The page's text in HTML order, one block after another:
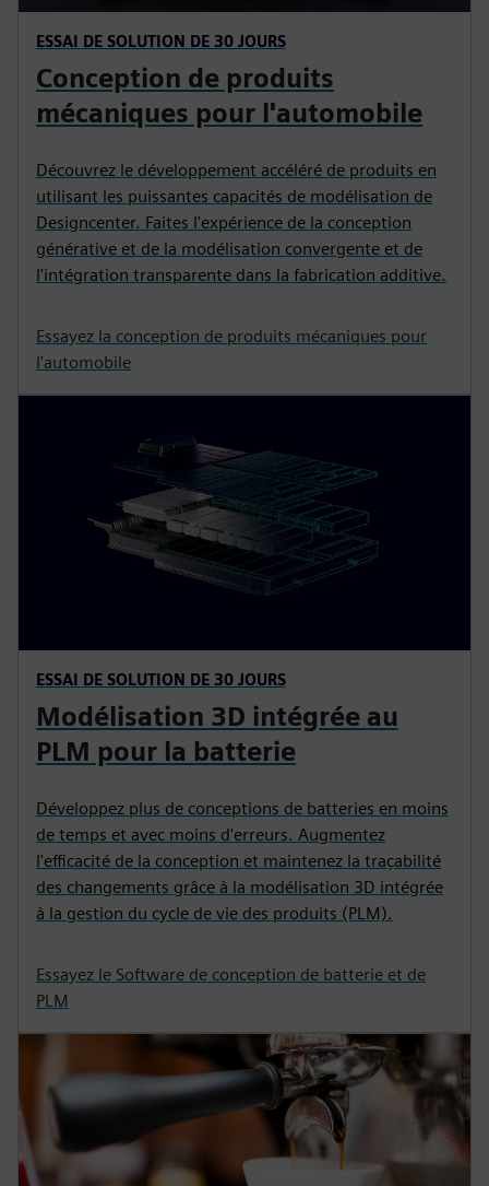
ESSAI DE SOLUTION DE 30 JOURS
Conception de produits
mécaniques pour l'automobile
Découvrez le développement accéléré de produits en
utilisant les puissantes capacités de modélisation de
Designcenter. Faites l'expérience de la conception
générative et de la modélisation convergente et de
l'intégration transparente dans la fabrication additive.
Essayez la conception de produits mécaniques pour
l'automobile
ESSAI DE SOLUTION DE 30 JOURS
Modélisation 3D intégrée au
PLM pour la batterie
Développez plus de conceptions de batteries en moins
de temps et avec moins d'erreurs. Augmentez
l'efficacité de la conception et maintenez la traçabilité
des changements grâce à la modélisation 3D intégrée
à la gestion du cycle de vie des produits (PLM).
Essayez le Software de conception de batterie et de
PLM